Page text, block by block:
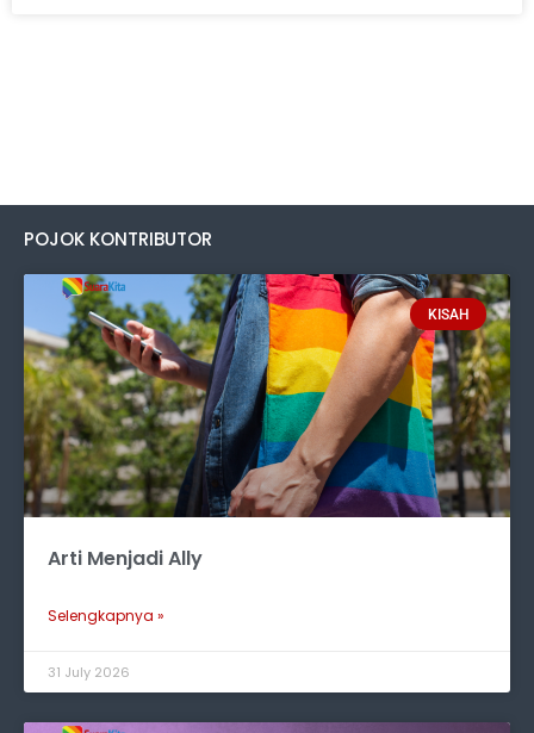
POJOK KONTRIBUTOR
KISAH
Arti Menjadi Ally
Selengkapnya »
31 July 2026